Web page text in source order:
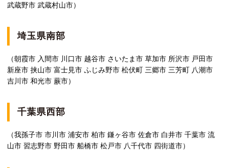
武蔵野市 武蔵村山市）
埼玉県南部
（朝霞市 入間市 川口市 越谷市 さいたま市 草加市 所沢市 戸田市
新座市 挟山市 富士見市 ふじみ野市 松伏町 三郷市 三芳町 八潮市
吉川市 和光市 蕨市）
千葉県西部
（我孫子市 市川市 浦安市 柏市 鎌ヶ谷市 佐倉市 白井市 千葉市 流
山市 習志野市 野田市 船橋市 松戸市 八千代市 四街道市）